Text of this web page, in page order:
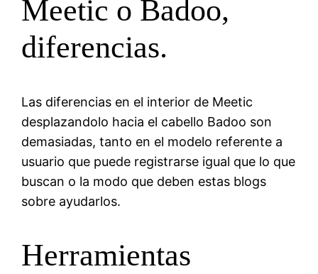
Meetic o Badoo,
diferencias.
Las diferencias en el interior de Meetic
desplazandolo hacia el cabello Badoo son
demasiadas, tanto en el modelo referente a
usuario que puede registrarse igual que lo que
buscan o la modo que deben estas blogs
sobre ayudarlos.
Herramientas